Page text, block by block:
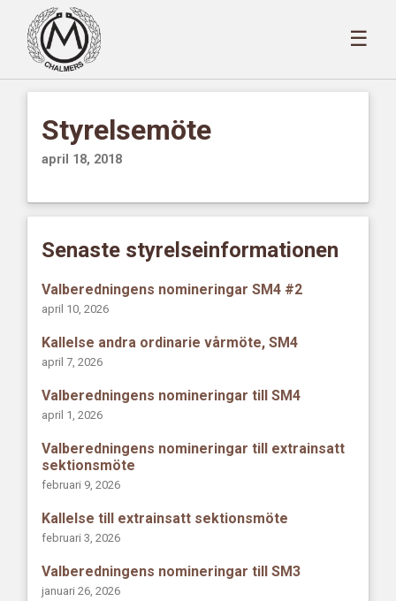
☰
Styrelsemöte
april 18, 2018
Senaste styrelseinformationen
Valberedningens nomineringar SM4 #2
april 10, 2026
Kallelse andra ordinarie vårmöte, SM4
april 7, 2026
Valberedningens nomineringar till SM4
april 1, 2026
Valberedningens nomineringar till extrainsatt
sektionsmöte
februari 9, 2026
Kallelse till extrainsatt sektionsmöte
februari 3, 2026
Valberedningens nomineringar till SM3
januari 26, 2026